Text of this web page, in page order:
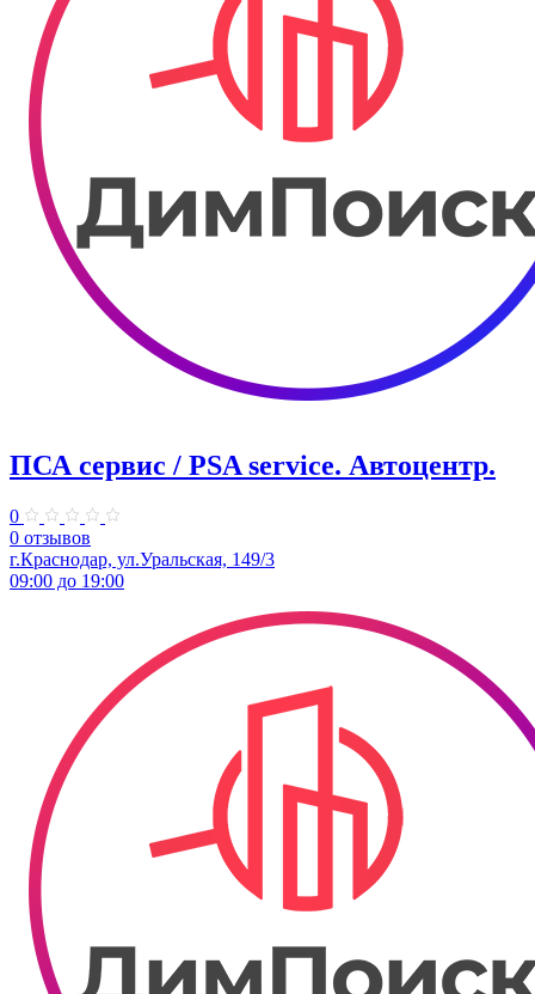
ПСА сервис / PSA service. ​Автоцентр.
0
0 отзывов
г.Краснодар, ул.Уральская, 149/3
09:00 до 19:00